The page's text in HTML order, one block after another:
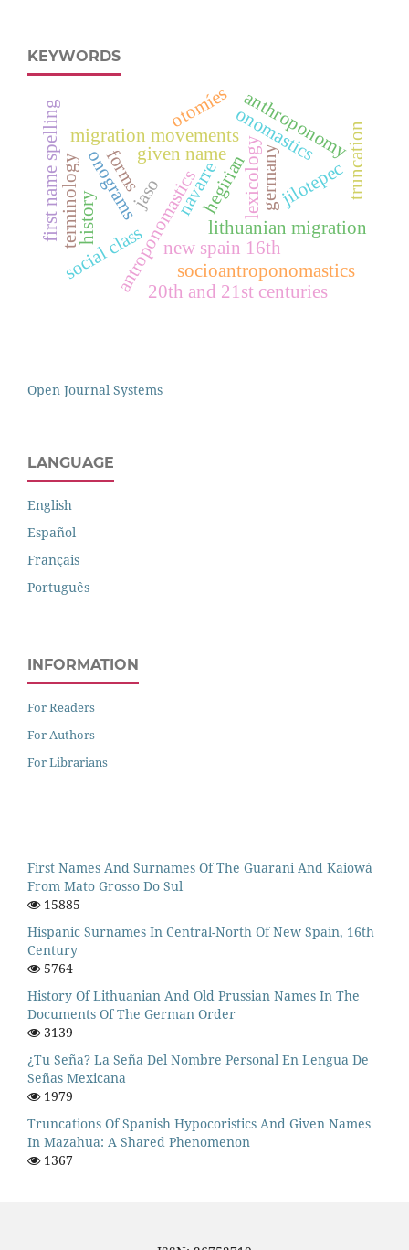
KEYWORDS
lexicology
onomastics
antroponomastics lithuanian migration
navarre
jaso
migration movements
new spain 16th
socioantroponomastics
social class
first name spelling anthroponomy
onograms germany
20th and 21st centuries
history
jilotepec
otomíes
truncation
given name
terminology forms hegirian
Open Journal Systems
LANGUAGE
English
Español
Français
Português
INFORMATION
For Readers
For Authors
For Librarians
First Names And Surnames Of The Guarani And Kaiowá
From Mato Grosso Do Sul
15885
Hispanic Surnames In Central-North Of New Spain, 16th
Century
5764
History Of Lithuanian And Old Prussian Names In The
Documents Of The German Order
3139
¿Tu Seña? La Seña Del Nombre Personal En Lengua De
Señas Mexicana
1979
Truncations Of Spanish Hypocoristics And Given Names
In Mazahua: A Shared Phenomenon
1367